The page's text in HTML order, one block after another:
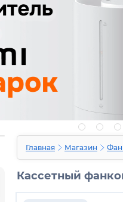
Главная Магазин
Кассетный